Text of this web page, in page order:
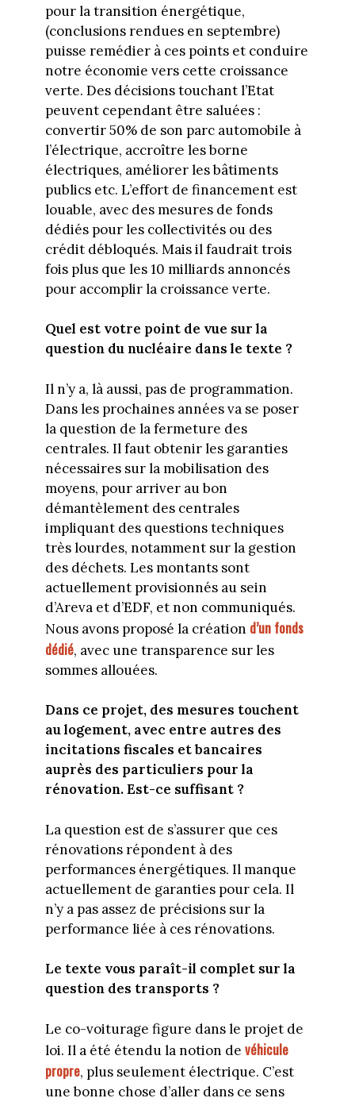
pour la transition énergétique,
(conclusions rendues en septembre)
puisse remédier à ces points et conduire
notre économie vers cette croissance
verte. Des décisions touchant l’Etat
peuvent cependant être saluées :
convertir 50% de son parc automobile à
l’électrique, accroître les borne
électriques, améliorer les bâtiments
publics etc. L’effort de financement est
louable, avec des mesures de fonds
dédiés pour les collectivités ou des
crédit débloqués. Mais il faudrait trois
fois plus que les 10 milliards annoncés
pour accomplir la croissance verte.
Quel est votre point de vue sur la
question du nucléaire dans le texte ?
Il n’y a, là aussi, pas de programmation.
Dans les prochaines années va se poser
la question de la fermeture des
centrales. Il faut obtenir les garanties
nécessaires sur la mobilisation des
moyens, pour arriver au bon
démantèlement des centrales
impliquant des questions techniques
très lourdes, notamment sur la gestion
des déchets. Les montants sont
actuellement provisionnés au sein
d’Areva et d’EDF, et non communiqués.
Nous avons proposé la création d’un fonds
dédié, avec une transparence sur les
sommes allouées.
Dans ce projet, des mesures touchent
au logement, avec entre autres des
incitations fiscales et bancaires
auprès des particuliers pour la
rénovation. Est-ce suffisant ?
La question est de s’assurer que ces
rénovations répondent à des
performances énergétiques. Il manque
actuellement de garanties pour cela. Il
n’y a pas assez de précisions sur la
performance liée à ces rénovations.
Le texte vous paraît-il complet sur la
question des transports ?
Le co-voiturage figure dans le projet de
loi. Il a été étendu la notion de véhicule
propre, plus seulement électrique. C’est
une bonne chose d’aller dans ce sens